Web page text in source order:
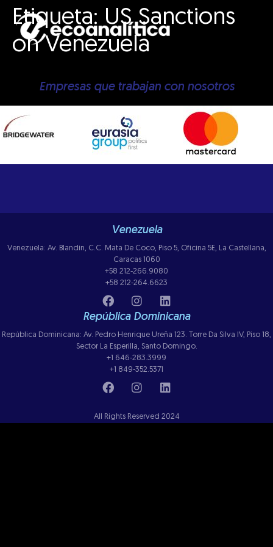
Etiqueta: US Sanctions
on Venezuela
Empresas que trabajan con nosotros
Venezuela
Venezuela: Av. Blandin, C.C. Mata De Coco, Piso 5, Oficina 5E, La Castellana,
Caracas 1060
+58 212-266.9080
+58 212-264.6623
República Dominicana
República Dominicana: Av. Pedro Henrique Ureña 123. Torre Da Silva IV, Piso 18,
Sector La Esperilla, Santo Domingo.
+1 646-283.3999
+1 849-352.5371
All Rights Reserved 2024